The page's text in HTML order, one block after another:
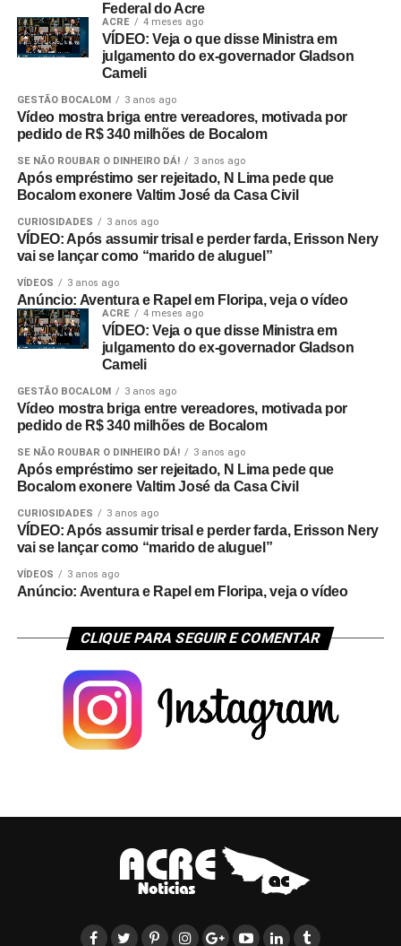
Federal do Acre
ACRE 4 meses ago
VÍDEO: Veja o que disse Ministra em
julgamento do ex-governador Gladson
Cameli
GESTÃO BOCALOM 3 anos ago
Vídeo mostra briga entre vereadores, motivada por
pedido de R$ 340 milhões de Bocalom
SE NÃO ROUBAR O DINHEIRO DÁ! 3 anos ago
Após empréstimo ser rejeitado, N Lima pede que
Bocalom exonere Valtim José da Casa Civil
CURIOSIDADES 3 anos ago
VÍDEO: Após assumir trisal e perder farda, Erisson Nery
vai se lançar como “marido de aluguel”
VÍDEOS 3 anos ago
Anúncio: Aventura e Rapel em Floripa, veja o vídeo
ACRE 4 meses ago
VÍDEO: Veja o que disse Ministra em
julgamento do ex-governador Gladson
Cameli
GESTÃO BOCALOM 3 anos ago
Vídeo mostra briga entre vereadores, motivada por
pedido de R$ 340 milhões de Bocalom
SE NÃO ROUBAR O DINHEIRO DÁ! 3 anos ago
Após empréstimo ser rejeitado, N Lima pede que
Bocalom exonere Valtim José da Casa Civil
CURIOSIDADES 3 anos ago
VÍDEO: Após assumir trisal e perder farda, Erisson Nery
vai se lançar como “marido de aluguel”
VÍDEOS 3 anos ago
Anúncio: Aventura e Rapel em Floripa, veja o vídeo
CLIQUE PARA SEGUIR E COMENTAR